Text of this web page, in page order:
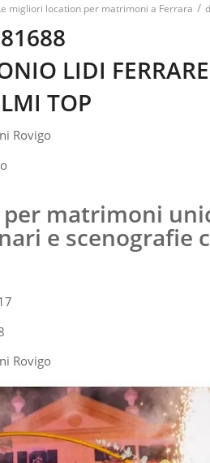
migliori location per matrimoni a Ferrara /
LIDI
TOP
per matrimoni
e scenografie